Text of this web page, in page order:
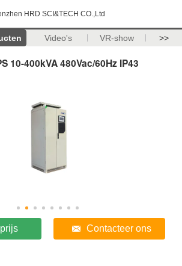
HRD SCI&TECH CO.,Ltd
Video's VR-show >>
10-400kVA 480Vac/60Hz IP43
Contacteer ons